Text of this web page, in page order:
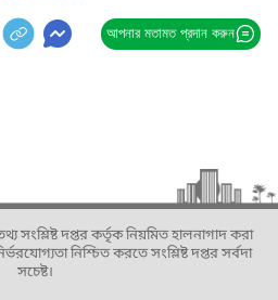
আপনার মতামত প্রদান করুন
দপ্তর কর্তৃক নিয়মিত হালনাগাদ করা
নিশ্চিত করতে সংশ্লিষ্ট দপ্তর সর্বদা
সচেষ্ট।